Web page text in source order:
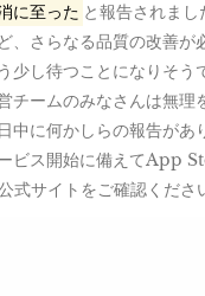
に至った と報告されま
、さらなる品質の改善
少し待つことになりそ
チームのみなさんは無
中に何かしらの報告が
ビス開始に備えてApp
サイトをご確認くださ